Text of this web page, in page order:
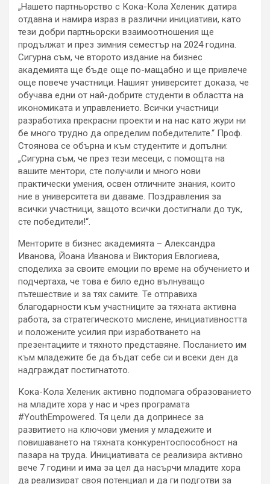
„Нашето партньорство с Кока-Кола Хеленик датира
отдавна и намира израз в различни инициативи, като
тези добри партньорски взаимоотношения ще
продължат и през зимния семестър на 2024 година.
Сигурна съм, че второто издание на бизнес
академията ще бъде още по-мащабно и ще привлече
още повече участници. Нашият университет доказа, че
обучава едни от най-добрите студенти в областта на
икономиката и управлението. Всички участници
разработиха прекрасни проекти и на нас като жури ни
бе много трудно да определим победителите.“ Проф.
Стоянова се обърна и към студентите и допълни:
„Сигурна съм, че през тези месеци, с помощта на
вашите ментори, сте получили и много нови
практически умения, освен отличните знания, които
ние в университета ви даваме. Поздравления за
всички участници, защото всички достигнали до тук,
сте победители!“.
Менторите в бизнес академията – Александра
Иванова, Йоана Иванова и Виктория Евлогиева,
споделиха за своите емоции по време на обучението и
подчертаха, че това е било едно вълнуващо
пътешествие и за тях самите. Те отправиха
благодарности към участниците за тяхната активна
работа, за стратегическото мислене, инициативността
и положените усилия при изработването на
презентациите и тяхното представяне. Посланието им
към младежите бе да бъдат себе си и всеки ден да
надграждат постигнатото.
Кока-Кола Хеленик активно подпомага образованието
на младите хора у нас и чрез програмата
#YouthEmpowered. Тя цели да допринесе за
развитието на ключови умения у младежите и
повишаването на тяхната конкурентоспособност на
пазара на труда. Инициативата се реализира активно
вече 7 години и има за цел да насърчи младите хора
да реализират своя потенциал и да ги подготви за